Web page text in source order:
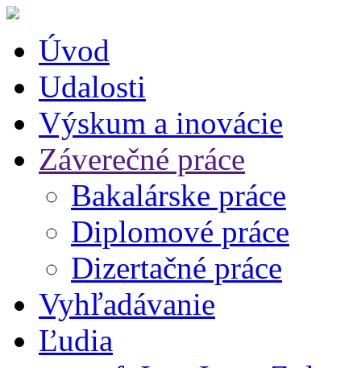
Úvod
Udalosti
Výskum a inovácie
Záverečné práce
Bakalárske práce
Diplomové práce
Dizertačné práce
Vyhľadávanie
Ľudia